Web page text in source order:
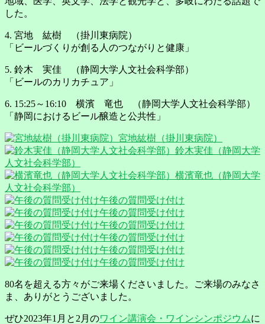
した。
4. 宮地 紘樹 （掛川東病院）
「ビールづくりが創る人のつながりと健康」
5. 鈴木 実佳 （静岡大学人文社会科学部）
「ビールのカリカチュア」
6. 15:25～16:10 横濱 竜也 （静岡大学人文社会科学部）
「静岡におけるビール醸造と公共性」
宮地紘樹（掛川東病院）
鈴木実佳（静岡大学
人文社会科学部）
横濱竜也（静岡大学
人文社会科学部）
午後の質問受け付け
午後の質問受け付け
午後の質問受け付け
午後の質問受け付け
午後の質問受け付け
午後の質問受け付け
80名を超える方々がご来場くださいました。ご来場のみなさ
ま、ありがとうございました。
ぜひ2023年1月と2月のワイン講演会・ワインシンポジウムに